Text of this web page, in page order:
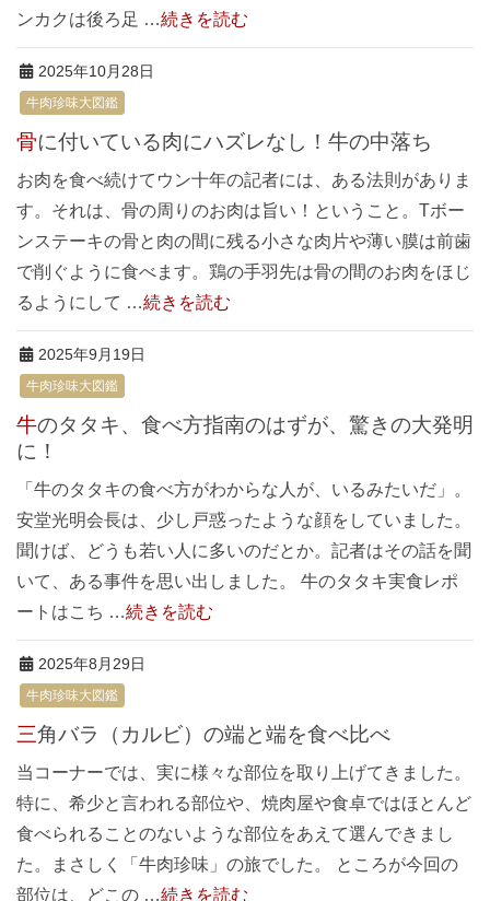
ンカクは後ろ足 …続きを読む
2025年10月28日
牛肉珍味大図鑑
骨に付いている肉にハズレなし！牛の中落ち
お肉を食べ続けてウン十年の記者には、ある法則がありま
す。それは、骨の周りのお肉は旨い！ということ。Tボー
ンステーキの骨と肉の間に残る小さな肉片や薄い膜は前歯
で削ぐように食べます。鶏の手羽先は骨の間のお肉をほじ
るようにして …続きを読む
2025年9月19日
牛肉珍味大図鑑
牛のタタキ、食べ方指南のはずが、驚きの大発明
に！
「牛のタタキの食べ方がわからな人が、いるみたいだ」。
安堂光明会長は、少し戸惑ったような顔をしていました。
聞けば、どうも若い人に多いのだとか。記者はその話を聞
いて、ある事件を思い出しました。 牛のタタキ実食レポ
ートはこち …続きを読む
2025年8月29日
牛肉珍味大図鑑
三角バラ（カルビ）の端と端を食べ比べ
当コーナーでは、実に様々な部位を取り上げてきました。
特に、希少と言われる部位や、焼肉屋や食卓ではほとんど
食べられることのないような部位をあえて選んできまし
た。まさしく「牛肉珍味」の旅でした。 ところが今回の
部位は、どこの …続きを読む